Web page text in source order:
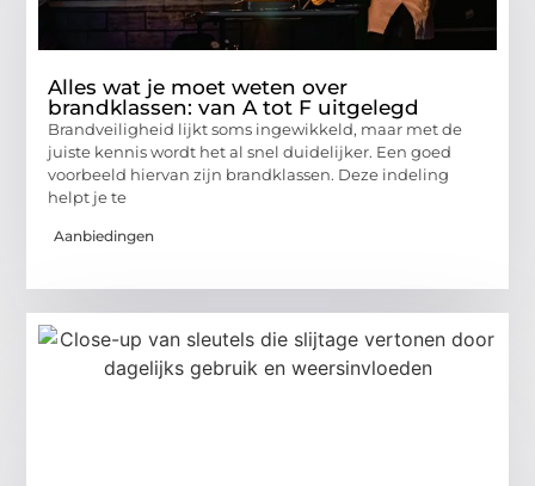
Alles wat je moet weten over
brandklassen: van A tot F uitgelegd
Brandveiligheid lijkt soms ingewikkeld, maar met de
juiste kennis wordt het al snel duidelijker. Een goed
voorbeeld hiervan zijn brandklassen. Deze indeling
helpt je te
Aanbiedingen